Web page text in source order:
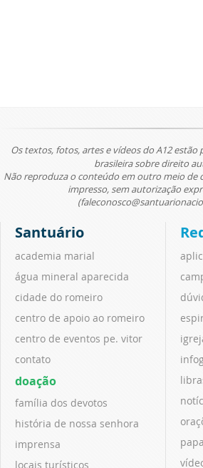
Os textos, fotos, artes e vídeos do A12 estão
brasileira sobre direito
Não reproduza o conteúdo em outro meio de
impresso, sem autorização
Santuário
academia marial
água mineral aparecida
cidade do romeiro
centro de apoio ao romeiro
centro de eventos pe. vitor
contato
doação
família dos devotos
história de nossa senhora
imprensa
locais turísticos
papa